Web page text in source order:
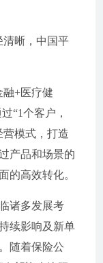
清晰，中国平
融+医疗健
“1个客户，
营模式，打造
产品和场景的
的高效转化。
诸多发展考
续影响及新单
随着保险公